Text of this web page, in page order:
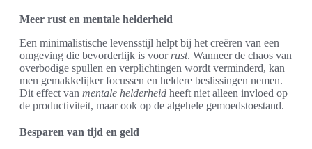
Meer rust en mentale helderheid
Een minimalistische levensstijl helpt bij het creëren van een
omgeving die bevorderlijk is voor rust. Wanneer de chaos van
overbodige spullen en verplichtingen wordt verminderd, kan
men gemakkelijker focussen en heldere beslissingen nemen.
Dit effect van mentale helderheid heeft niet alleen invloed op
de productiviteit, maar ook op de algehele gemoedstoestand.
Besparen van tijd en geld